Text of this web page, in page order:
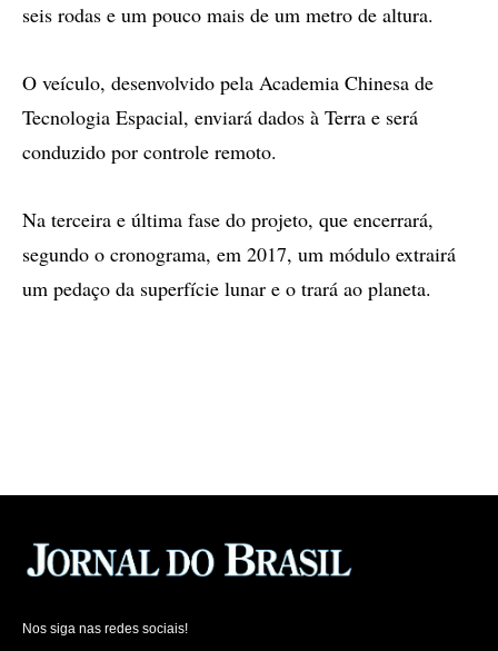
seis rodas e um pouco mais de um metro de altura.
O veículo, desenvolvido pela Academia Chinesa de
Tecnologia Espacial, enviará dados à Terra e será
conduzido por controle remoto.
Na terceira e última fase do projeto, que encerrará,
segundo o cronograma, em 2017, um módulo extrairá
um pedaço da superfície lunar e o trará ao planeta.
Nos siga nas redes sociais!